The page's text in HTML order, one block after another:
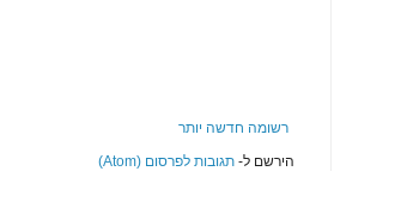
רשומה חדשה יותר
הירשם ל- תגובות לפרסום (Atom)